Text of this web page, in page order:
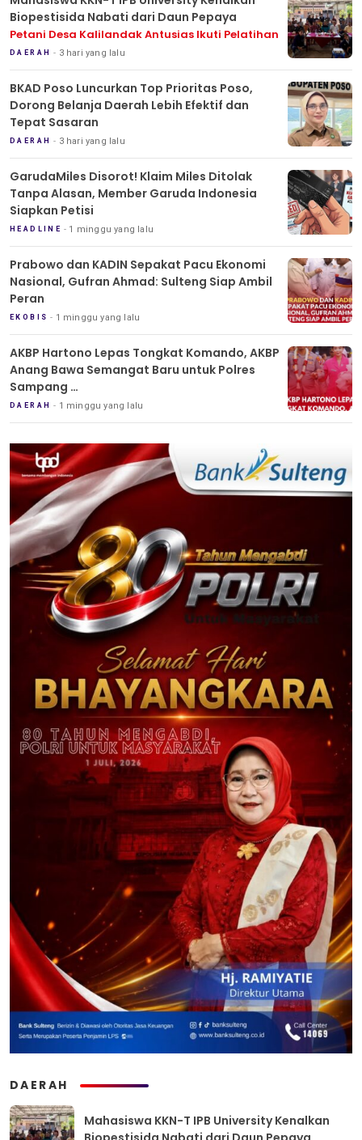
Biopestisida Nabati dari Daun Pepaya
Petani Desa Kalilandak Antusias Ikuti Pelatihan
DAERAH 3 hari yang lalu
BKAD Poso Luncurkan Top Prioritas Poso,
Dorong Belanja Daerah Lebih Efektif dan
Tepat Sasaran
DAERAH 3 hari yang lalu
GarudaMiles Disorot! Klaim Miles Ditolak
Tanpa Alasan, Member Garuda Indonesia
Siapkan Petisi
HEADLINE 1 minggu yang lalu
Prabowo dan KADIN Sepakat Pacu Ekonomi
Nasional, Gufran Ahmad: Sulteng Siap Ambil
Peran
EKOBIS 1 minggu yang lalu
AKBP Hartono Lepas Tongkat Komando, AKBP
Anang Bawa Semangat Baru untuk Polres
Sampang
Tradisi Pedang Pora Iringi Sertijab Kapolres
Sampang
DAERAH 1 minggu yang lalu
DAERAH
Mahasiswa KKN-T IPB University Kenalkan